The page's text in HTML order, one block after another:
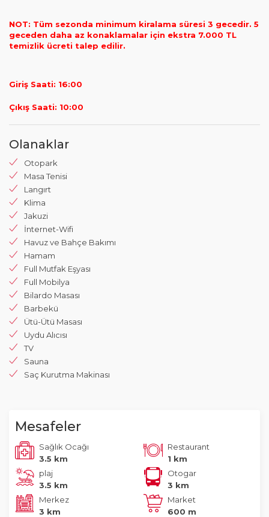
NOT: Tüm sezonda minimum kiralama süresi 3 gecedir. 5
geceden daha az konaklamalar için ekstra 7.000 TL
temizlik ücreti talep edilir.
Giriş Saati: 16:00
Çıkış Saati: 10:00
Olanaklar
Otopark
Masa Tenisi
Langırt
Klima
Jakuzi
İnternet-Wifi
Havuz ve Bahçe Bakımı
Hamam
Full Mutfak Eşyası
Full Mobilya
Bilardo Masası
Barbekü
Ütü-Ütü Masası
Uydu Alıcısı
TV
Sauna
Saç Kurutma Makinası
Mesafeler
Sağlık Ocağı
3.5 km
Restaurant
1 km
plaj
3.5 km
Otogar
3 km
Merkez
3 km
Market
600 m